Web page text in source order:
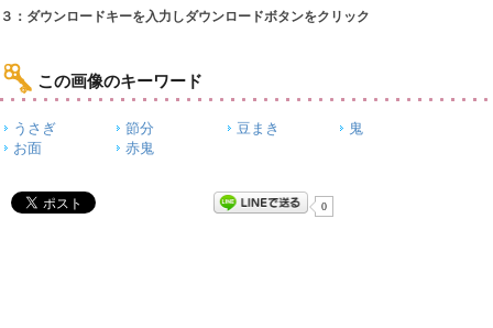
３：ダウンロードキーを入力しダウンロードボタンをクリック
この画像のキーワード
うさぎ 節分 豆まき
鬼
お面
赤鬼
0